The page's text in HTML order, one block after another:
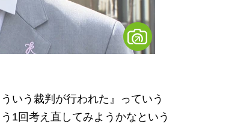
いう裁判が行われた』っていう
1回考え直してみようかなという